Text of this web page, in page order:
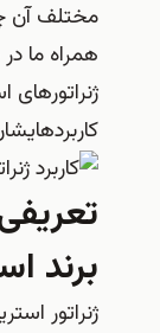
مختلف آن
همراه ما
برند
ژنراتور